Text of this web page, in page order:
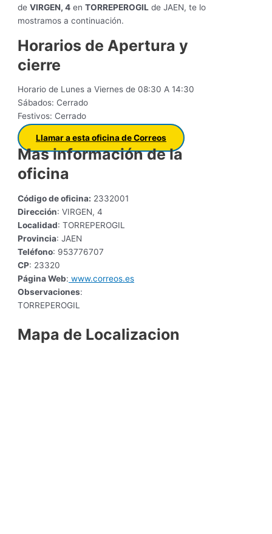
deVIRGEN, 4 enTORREPEROGIL de JAEN, te lo
mostramos a continuación.
Horarios de Apertura y
cierre
Horario de Lunes a Viernes de 08:30 A 14:30
Sábados: Cerrado
Festivos: Cerrado
Llamar a esta oficina de Correos
Mas información de la
oficina
Código de oficina: 2332001
Dirección: VIRGEN, 4
Localidad: TORREPEROGIL
Provincia: JAEN
Teléfono: 953776707
CP: 23320
Página Web: www.correos.es
Observaciones:
TORREPEROGIL
Mapa de Localizacion